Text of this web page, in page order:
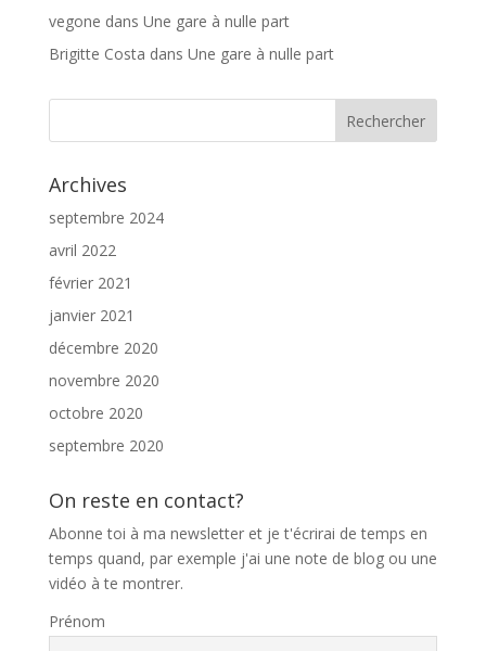
vegone dans Une gare à nulle part
Brigitte Costa dans Une gare à nulle part
Archives
septembre 2024
avril 2022
février 2021
janvier 2021
décembre 2020
novembre 2020
octobre 2020
septembre 2020
On reste en contact?
Abonne toi à ma newsletter et je t'écrirai de temps en
temps quand, par exemple j'ai une note de blog ou une
vidéo à te montrer.
Prénom